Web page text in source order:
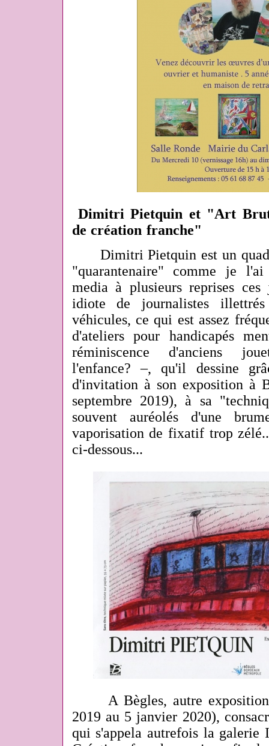
Dimitri Pietquin et "Art Brut
de création franche"
Dimitri Pietquin est un
"quarantenaire" comme je
media à plusieurs reprises
idiote de journalistes
véhicules, ce qui est assez
d'ateliers pour handicapés
réminiscence d'anciens
l'enfance? –, qu'il dessine
d'invitation à son exposition à
septembre 2019), à sa
souvent auréolés d'une
vaporisation de fixatif trop
ci-dessous...
A Bègles, autre exposition
2019 au 5 janvier 2020),
qui s'appela autrefois la galerie